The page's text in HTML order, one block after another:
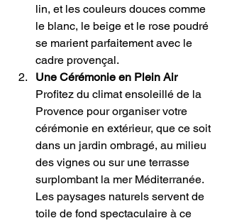
lin, et les couleurs douces comme
le blanc, le beige et le rose poudré
se marient parfaitement avec le
cadre provençal.
Une Cérémonie en Plein Air
Profitez du climat ensoleillé de la
Provence pour organiser votre
cérémonie en extérieur, que ce soit
dans un jardin ombragé, au milieu
des vignes ou sur une terrasse
surplombant la mer Méditerranée.
Les paysages naturels servent de
toile de fond spectaculaire à ce